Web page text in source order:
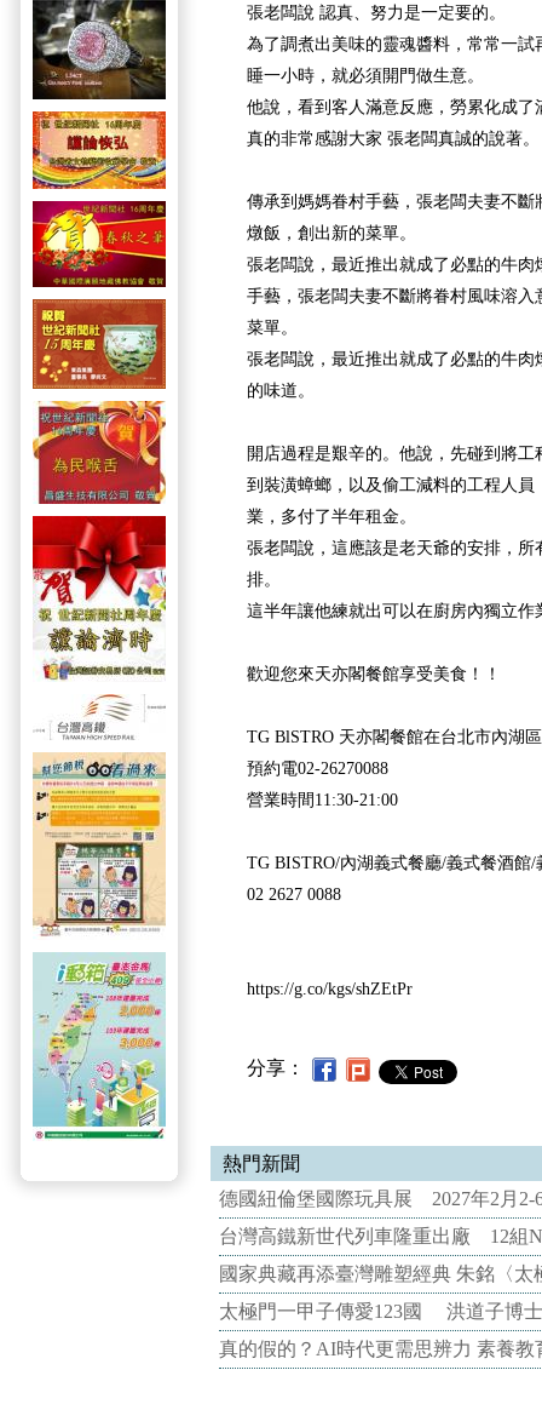
張老闆說 認真、努力是一定要的。
為了調煮出美味的靈魂醬料，常常一
睡一小時，就必須開門做生意。
他說，看到客人滿意反應，勞累化成了
真的非常感謝大家 張老闆真誠的說著。
傳承到媽媽眷村手藝，張老闆夫妻不
燉飯，創出新的菜單。
張老闆說，最近推出就成了必點的牛
手藝，張老闆夫妻不斷將眷村風味溶
菜單。
張老闆說，最近推出就成了必點的牛
的味道。
開店過程是艱辛的。他說，先碰到將
到裝潢蟑螂，以及偷工減料的工程人
業，多付了半年租金。
張老闆說，這應該是老天爺的安排，
排。
這半年讓他練就出可以在廚房內獨立作
歡迎您來天亦閣餐館享受美食！！
TG BlSTRO 天亦閣餐館在台北市內湖
預約電02-26270088
營業時間11:30-21:00
TG BISTRO/內湖義式餐廳/義式餐酒館
02 2627 0088
https://g.co/kgs/shZEtPr
分享：
熱門新聞
德國紐倫堡國際玩具展 2027年2月2-
台灣高鐵新世代列車隆重出廠 12組
國家典藏再添臺灣雕塑經典 朱銘〈
太極門一甲子傳愛123國 洪道子博
真的假的？AI時代更需思辨力 素養